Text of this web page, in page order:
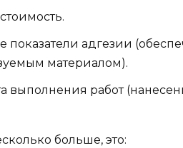
показатели адгезии
материалом).
выполнения работ
больше, это: